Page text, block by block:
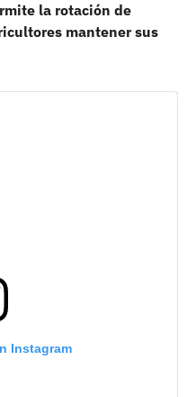
la rotación de
mantener sus
Instagram